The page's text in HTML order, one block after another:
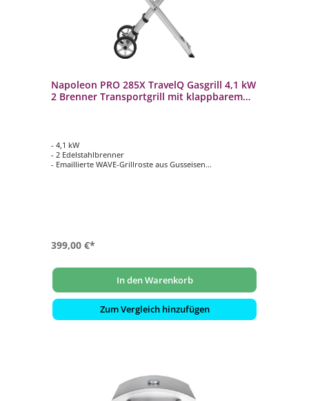
Napoleon PRO 285X TravelQ Gasgrill 4,1 kW
2 Brenner Transportgrill mit klappbarem
- 4,1 kW
- 2 Edelstahlbrenner
- Emaillierte WAVE-Grillroste aus Gusseisen
399,00 €*
In den Warenkorb
Zum Vergleich hinzufügen